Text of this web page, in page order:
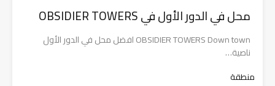
محل في الدور الأول في OBSIDIER TOWERS
OBSIDIER TOWERS Down town افضل محل في الدور الأول
ناصية…
منطقة